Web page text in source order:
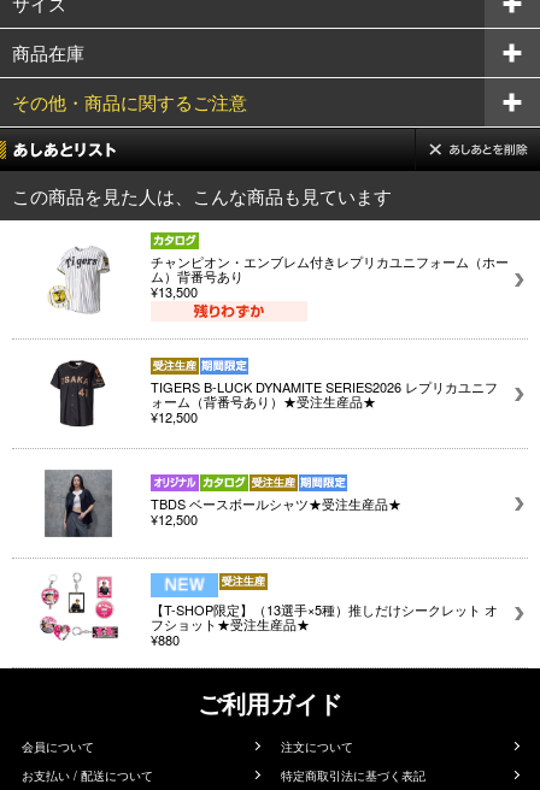
商品在庫
その他・商品に関するご注意
この商品を見た人は、こんな商品も見ています
チャンピオン・エンブレム付きレプリカユニフォーム（ホー
ム）背番号あり
¥13,500
TIGERS B-LUCK DYNAMITE SERIES2026 レプリカユニフ
ォーム（背番号あり）★受注生産品★
¥12,500
TBDS ベースボールシャツ★受注生産品★
¥12,500
【T-SHOP限定】（13選手×5種）推しだけシークレット オ
フショット★受注生産品★
¥880
ご利用ガイド
会員について
注文について
お支払い / 配送について
特定商取引法に基づく表記